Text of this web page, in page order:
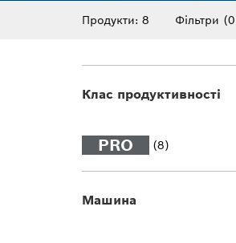
буде простіше та
Продукти: 8 Фільтри
Клас продуктивності
PRO (8)
Машина